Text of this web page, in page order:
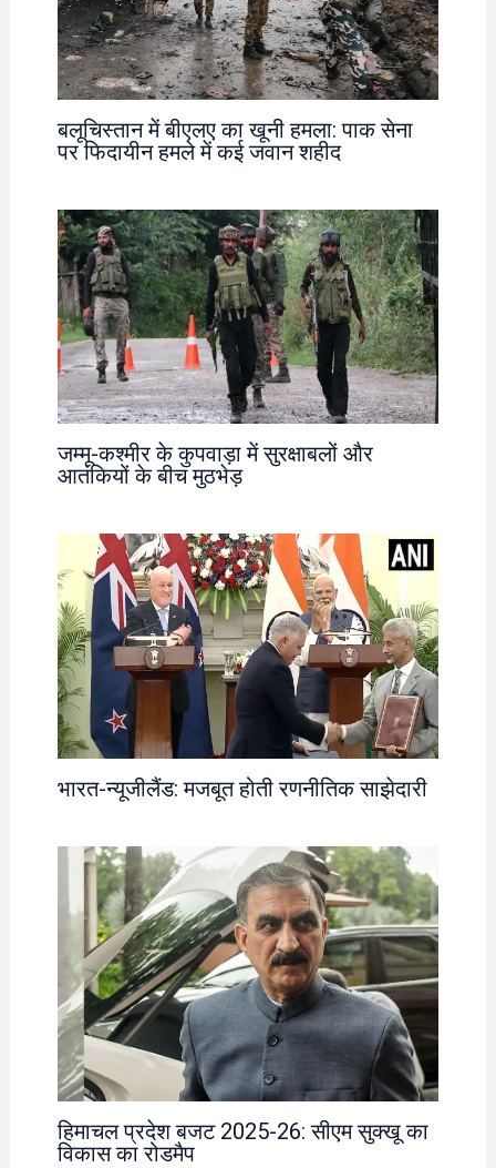
बलूचिस्तान में बीएलए का खूनी हमला: पाक सेना
पर फिदायीन हमले में कई जवान शहीद
जम्मू-कश्मीर के कुपवाड़ा में सुरक्षाबलों और
आतंकियों के बीच मुठभेड़
भारत-न्यूजीलैंड: मजबूत होती रणनीतिक साझेदारी
हिमाचल प्रदेश बजट 2025-26: सीएम सुक्खू का
विकास का रोडमैप